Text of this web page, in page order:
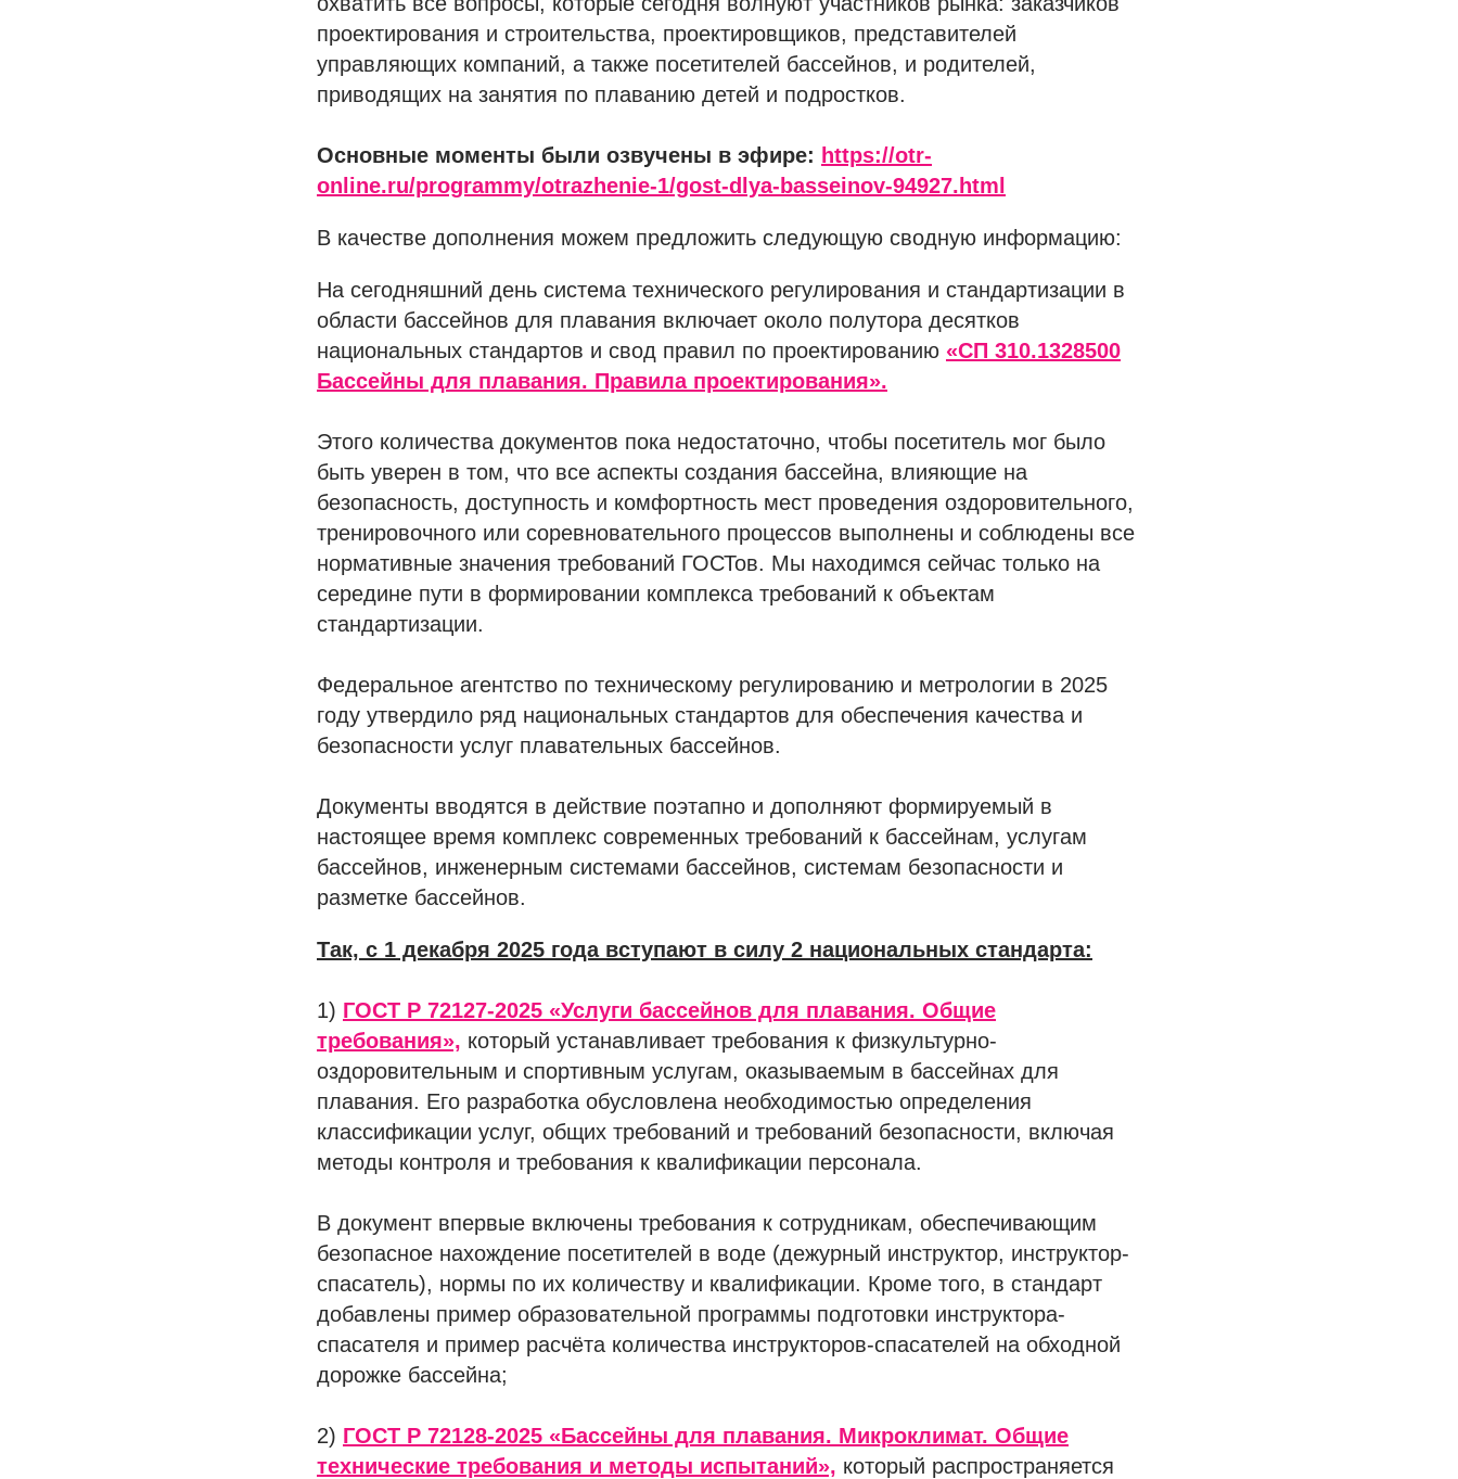
проектирования и строительства, проектировщиков, представителей
управляющих компаний, а также посетителей бассейнов, и родителей,
приводящих на занятия по плаванию детей и подростков.
Основные моменты были озвучены в эфире: https://otr-
online.ru/programmy/otrazhenie-1/gost-dlya-basseinov-94927.html
В качестве дополнения можем предложить следующую сводную информацию:
На сегодняшний день система технического регулирования и стандартизации в
области бассейнов для плавания включает около полутора десятков
национальных стандартов и свод правил по проектированию «СП 310.1328500
Бассейны для плавания. Правила проектирования».
Этого количества документов пока недостаточно, чтобы посетитель мог было
быть уверен в том, что все аспекты создания бассейна, влияющие на
безопасность, доступность и комфортность мест проведения оздоровительного,
тренировочного или соревновательного процессов выполнены и соблюдены все
нормативные значения требований ГОСТов. Мы находимся сейчас только на
середине пути в формировании комплекса требований к объектам
стандартизации.
Федеральное агентство по техническому регулированию и метрологии в 2025
году утвердило ряд национальных стандартов для обеспечения качества и
безопасности услуг плавательных бассейнов.
Документы вводятся в действие поэтапно и дополняют формируемый в
настоящее время комплекс современных требований к бассейнам, услугам
бассейнов, инженерным системами бассейнов, системам безопасности и
разметке бассейнов.
Так, с 1 декабря 2025 года вступают в силу 2 национальных стандарта:
1) ГОСТ Р 72127-2025 «Услуги бассейнов для плавания. Общие
требования», который устанавливает требования к физкультурно-
оздоровительным и спортивным услугам, оказываемым в бассейнах для
плавания. Его разработка обусловлена необходимостью определения
классификации услуг, общих требований и требований безопасности, включая
методы контроля и требования к квалификации персонала.
В документ впервые включены требования к сотрудникам, обеспечивающим
безопасное нахождение посетителей в воде (дежурный инструктор, инструктор-
спасатель), нормы по их количеству и квалификации. Кроме того, в стандарт
добавлены пример образовательной программы подготовки инструктора-
спасателя и пример расчёта количества инструкторов-спасателей на обходной
дорожке бассейна;
2) ГОСТ Р 72128-2025 «Бассейны для плавания. Микроклимат. Общие
технические требования и методы испытаний», который распространяется